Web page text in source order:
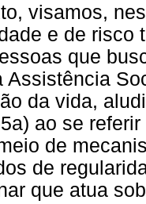
visamos,
e de risco
que
Assistência
da vida,
ao se
de
de
que atua